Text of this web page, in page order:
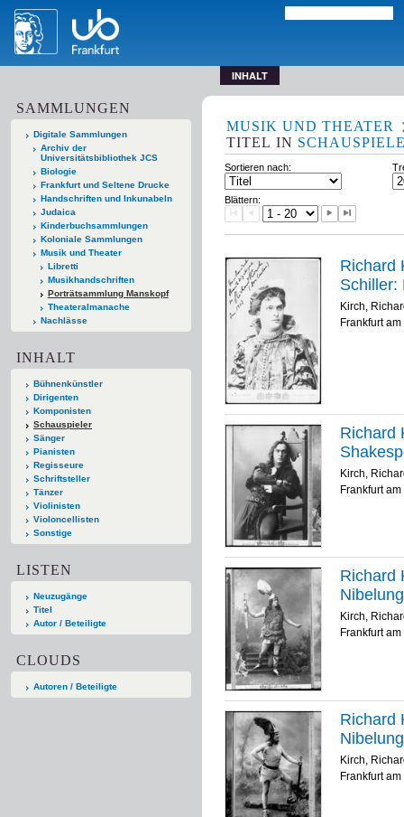
INHALT
SAMMLUNGEN
Digitale Sammlungen
Archiv der
Universitätsbibliothek JCS
Biologie
Frankfurt und Seltene Drucke
Handschriften und Inkunabeln
Judaica
Kinderbuchsammlungen
Koloniale Sammlungen
Musik und Theater
Libretti
Musikhandschriften
Porträtsammlung Manskopf
Theateralmanache
Nachlässe
INHALT
Bühnenkünstler
Dirigenten
Komponisten
Schauspieler
Sänger
Pianisten
Regisseure
Schriftsteller
Tänzer
Violinisten
Violoncellisten
Sonstige
LISTEN
Neuzugänge
Titel
Autor / Beteiligte
CLOUDS
Autoren / Beteiligte
MUSIK UND THEATER
TITEL IN
Sortieren nach:
Blättern:
Richard
Schiller:
Kirch,
Frankfurt
Richard
Kirch,
Frankfurt
Richard
Kirch,
Frankfurt
Richard
Kirch,
Frankfurt